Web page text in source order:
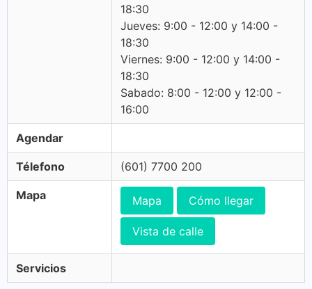
18:30
Jueves: 9:00 - 12:00 y 14:00 -
18:30
Viernes: 9:00 - 12:00 y 14:00 -
18:30
Sabado: 8:00 - 12:00 y 12:00 -
16:00
Agendar
Télefono (601) 7700 200
Mapa Mapa Cómo llegar
Vista de calle
Servicios